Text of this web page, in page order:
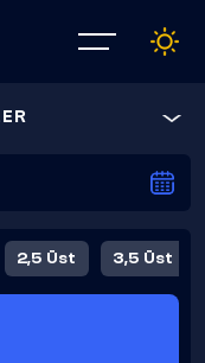
2,5 Üst 3,5 Üst